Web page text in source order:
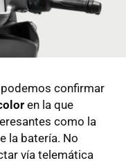
confirmar
en la que
como la
la batería. No
vía telemática